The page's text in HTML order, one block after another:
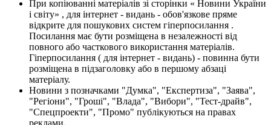
При копіюванні матеріалів зі сторінки « Новини України
і світу» , для інтернет - видань - обов'язкове пряме
відкрите для пошукових систем гіперпосилання .
Посилання має бути розміщена в незалежності від
повного або часткового використання матеріалів.
Гіперпосилання ( для інтернет - видань) - повинна бути
розміщена в підзаголовку або в першому абзаці
матеріалу.
Новини з позначками "Думка", "Експертиза", "Заява",
"Регіони", "Гроші", "Влада", "Вибори", "Тест-драйв",
"Спецпроекти", "Промо" публікуються на правах
реклами.